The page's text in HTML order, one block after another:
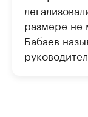
размере не
Бабаев